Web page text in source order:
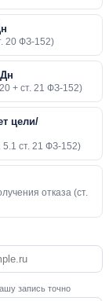
20 ФЗ-152)
+ ст. 21 ФЗ-152)
цели/
ст. 21 ФЗ-152)
отказа (ст.
запись точно